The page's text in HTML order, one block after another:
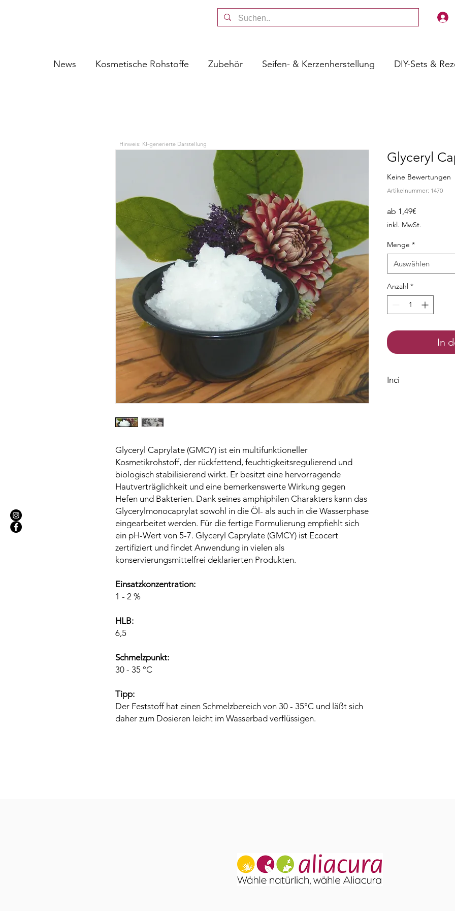
News Kosmetische Rohstoffe Zubehör Seifen- & Kerzenherstellung DIY-Sets &
Glyceryl Caprylate (GMCY) ist ein multifunktioneller
Kosmetikrohstoff, der rückfettend, feuchtigkeitsregulierend und
biologisch stabilisierend wirkt. Er besitzt eine hervorragende
Hautverträglichkeit und eine bemerkenswerte Wirkung gegen
Hefen und Bakterien. Dank seines amphiphilen Charakters kann das
Glycerylmonocaprylat sowohl in die Öl- als auch in die Wasserphase
eingearbeitet werden. Für die fertige Formulierung empfiehlt sich
ein pH-Wert von 5-7. Glyceryl Caprylate (GMCY) ist Ecocert
zertifiziert und findet Anwendung in vielen als
konservierungsmittelfrei deklarierten Produkten.
Einsatzkonzentration:
1 - 2 %
HLB:
6,5
Schmelzpunkt:
30 - 35 °C
Tipp:
Der Feststoff hat einen Schmelzbereich von 30 - 35°C und läßt sich
daher zum Dosieren leicht im Wasserbad verflüssigen.
Glyceryl
Keine Bewertungen
Artikelnummer: 1470
ab 1,49€
Preis
inkl. MwSt.
Menge *
Auswählen
Anzahl *
In
Inci
Hinweis: KI-generierte Darstellung